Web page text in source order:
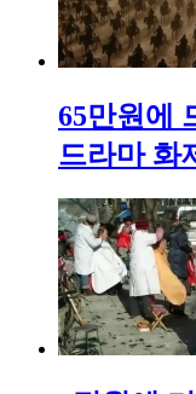
65만원에
드라마 화